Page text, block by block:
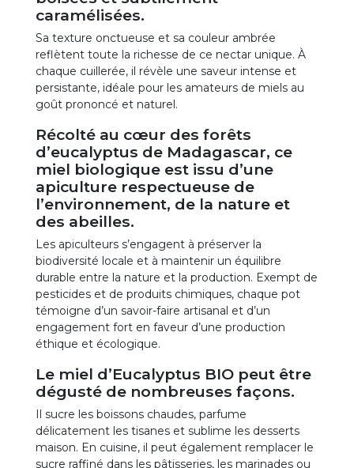
caramélisées.
Sa texture onctueuse et sa couleur ambrée
reflètent toute la richesse de ce nectar unique. À
chaque cuillerée, il révèle une saveur intense et
persistante, idéale pour les amateurs de miels au
goût prononcé et naturel.
Récolté au cœur des forêts
d’eucalyptus de Madagascar, ce
miel biologique est issu d’une
apiculture respectueuse de
l’environnement, de la nature et
des abeilles.
Les apiculteurs s’engagent à préserver la
biodiversité locale et à maintenir un équilibre
durable entre la nature et la production. Exempt de
pesticides et de produits chimiques, chaque pot
témoigne d’un savoir-faire artisanal et d’un
engagement fort en faveur d’une production
éthique et écologique.
Le miel d’Eucalyptus BIO peut être
dégusté de nombreuses façons.
Il sucre les boissons chaudes, parfume
délicatement les tisanes et sublime les desserts
maison. En cuisine, il peut également remplacer le
sucre raffiné dans les pâtisseries, les marinades ou